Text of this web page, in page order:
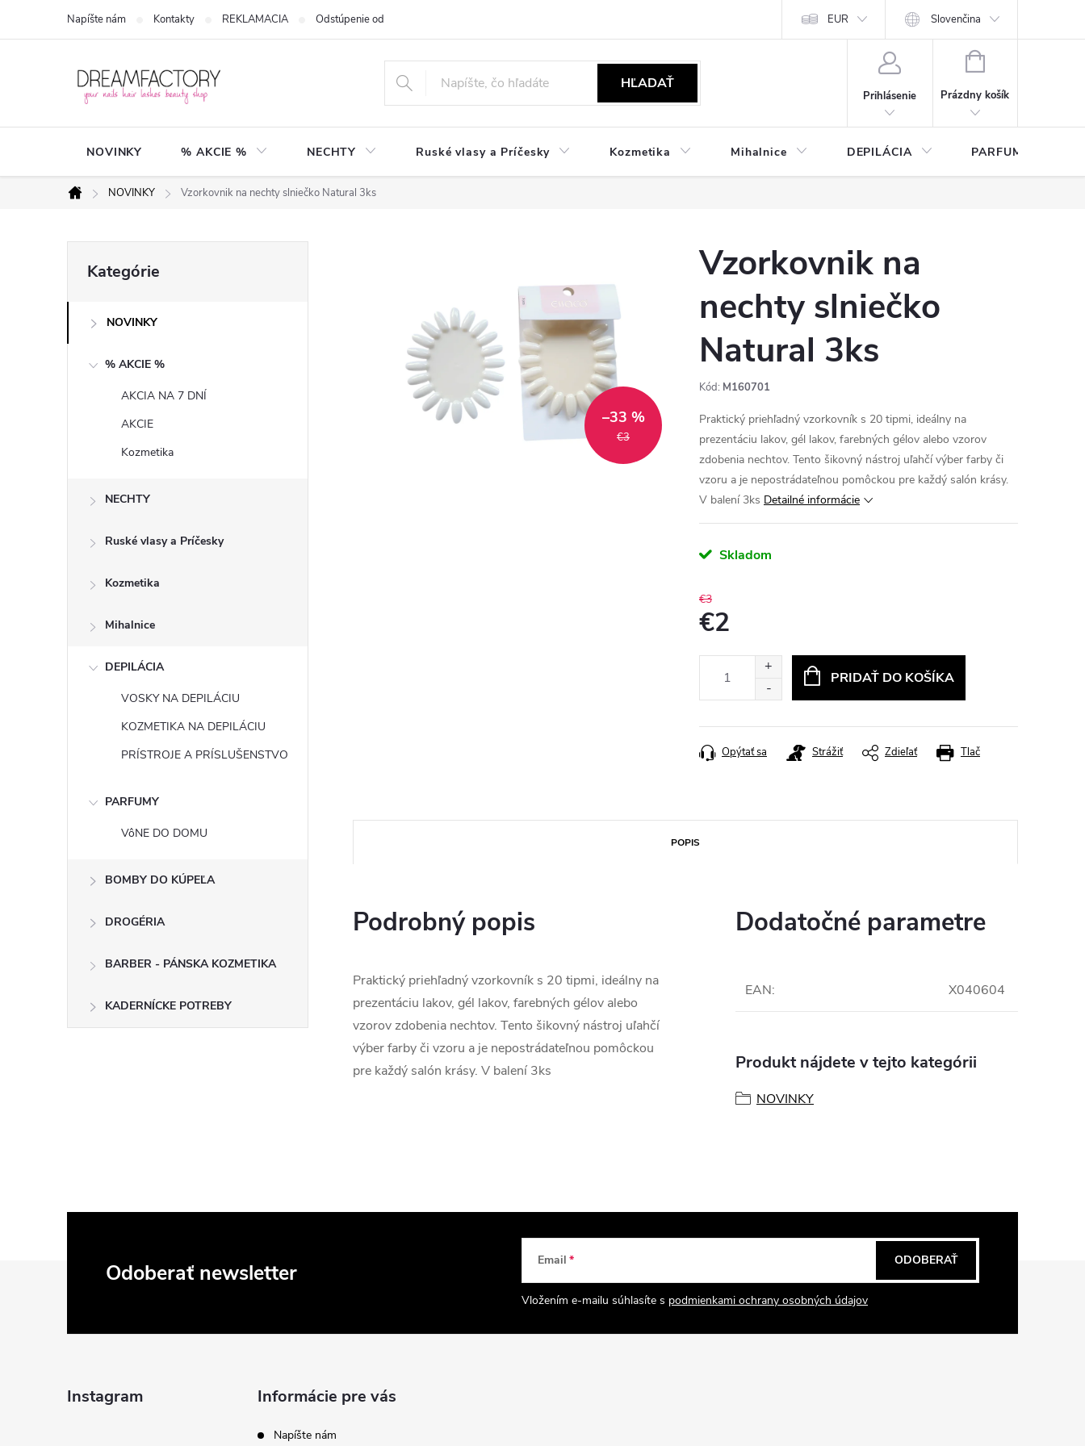
Napíšte nám Kontakty REKLAMACIA Odstúpenie od zmluvy Podmienky ochrany osobných údajov EUR Slovenčina
HĽADAŤ
Prihlásenie
NÁKUPNÝ
Prázdny košík
NOVINKY % AKCIE % NECHTY Ruské vlasy a Príčesky Kozmetika Mihalnice DEPILÁCIA PARFUMY
Domov
NOVINKY Vzorkovnik na nechty slniečko Natural 3ks
o
č
kategórie
Kategórie
NOVINKY
% AKCIE %
AKCIA NA 7 DNÍ
AKCIE
Kozmetika
NECHTY
Ruské vlasy a Príčesky
Kozmetika
Mihalnice
DEPILÁCIA
VOSKY NA DEPILÁCIU
KOZMETIKA NA DEPILÁCIU
PRÍSTROJE A PRÍSLUŠENSTVO
PARFUMY
VôNE DO DOMU
BOMBY DO KÚPEĽA
DROGÉRIA
BARBER - PÁNSKA KOZMETIKA
KADERNÍCKE POTREBY
€3
–33 %
Vzorkovnik na
nechty slniečko
Natural 3ks
Kód: M160701
Praktický priehľadný vzorkovník s 20 tipmi, ideálny na
prezentáciu lakov, gél lakov, farebných gélov alebo vzorov
zdobenia nechtov. Tento šikovný nástroj uľahčí výber farby či
vzoru a je nepostrádateľnou pomôckou pre každý salón krásy.
V balení 3ks Detailné informácie
Skladom
€3
€2
PRIDAŤ DO KOŠÍKA
Tlač
Opýtať sa Strážiť Zdieľať
POPIS
Podrobný popis
Praktický priehľadný vzorkovník s 20 tipmi, ideálny na
prezentáciu lakov, gél lakov, farebných gélov alebo
vzorov zdobenia nechtov. Tento šikovný nástroj uľahčí
výber farby či vzoru a je nepostrádateľnou pomôckou
pre každý salón krásy. V balení 3ks
Dodatočné parametre
EAN: X040604
Produkt nájdete v tejto kategórii
NOVINKY
Odoberať newsletter Email
Vložením e-mailu súhlasíte s podmienkami ochrany osobných údajov
ODOBERAŤ
Instagram Informácie pre vás
Napíšte nám